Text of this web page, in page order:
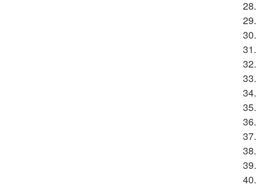
28.
29.
30.
31.
32.
33.
34.
35.
36.
37.
38.
39.
40.